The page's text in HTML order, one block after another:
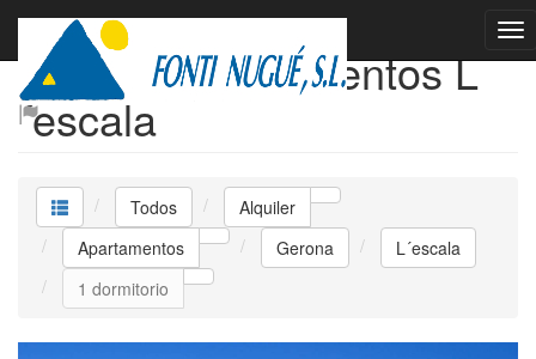
Alquiler Apartamentos L
´escala
Todos
Alquiler
Apartamentos
Gerona
L´escala
1 dormitorio